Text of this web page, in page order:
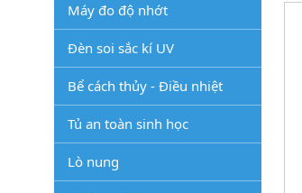
Máy đo độ nhớt
Đèn soi sắc kí UV
Bể cách thủy - Điều nhiệt
Tủ an toàn sinh học
Lò nung